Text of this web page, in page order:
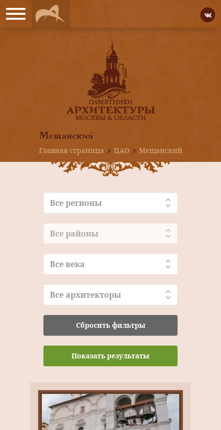
Мещанский
Главная страница
ЦАО Мещанский
Все регионы
Все районы
Все века
Все архитекторы
Сбросить фильтры
Показать результаты